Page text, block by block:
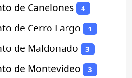
de Canelones 4
de Cerro Largo 1
de Maldonado 3
de Montevideo 3